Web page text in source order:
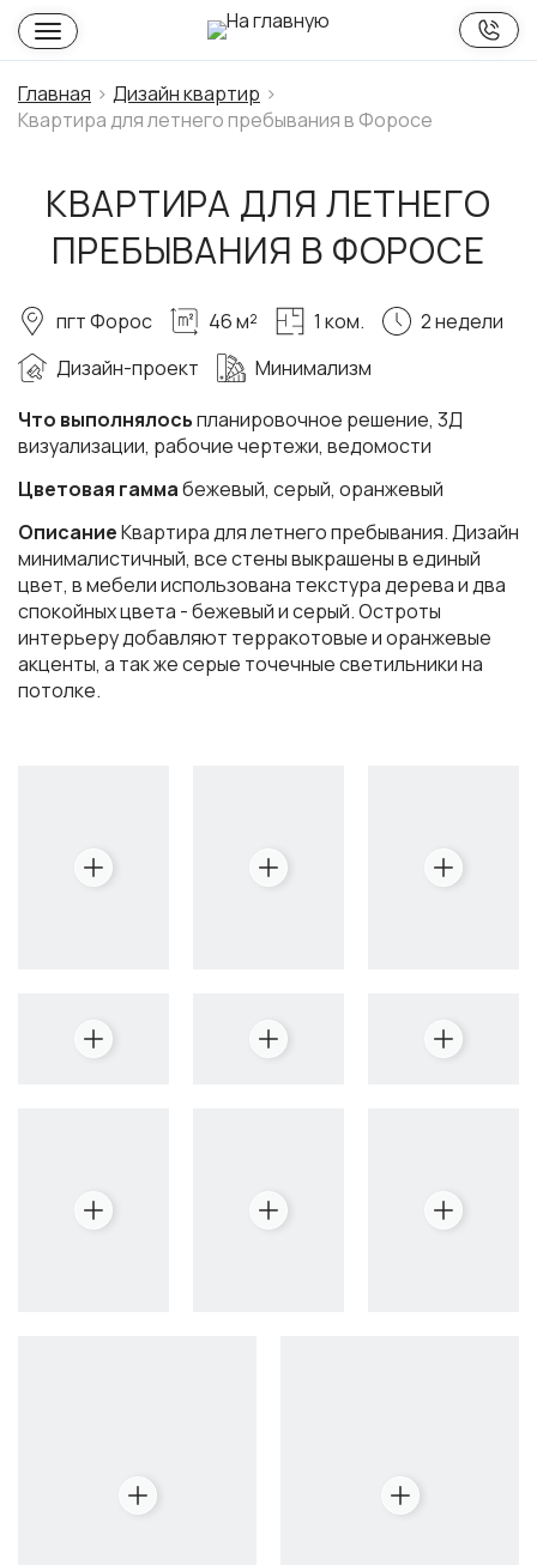
Главная
Дизайн квартир
Квартира для летнего пребывания в Форосе
КВАРТИРА ДЛЯ ЛЕТНЕГО
ПРЕБЫВАНИЯ В ФОРОСЕ
Что выполнялосьпланировочное решение, 3Д
визуализации, рабочие чертежи, ведомости
Цветовая гаммабежевый, серый, оранжевый
ОписаниеКвартира для летнего пребывания. Дизайн
минималистичный, все стены выкрашены в единый
цвет, в мебели использована текстура дерева и два
спокойных цвета - бежевый и серый. Остроты
интерьеру добавляют терракотовые и оранжевые
акценты, а так же серые точечные светильники на
потолке.
пгт Форос 46 м² 1 ком.
2 недели
Дизайн-проект
Минимализм